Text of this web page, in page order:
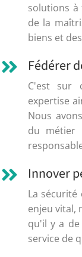
solutions à
de la
biens et
Fédérer
C'est sur
expertise
Nous
du métier
Innover
La
enjeu vital,
qu'il y a
service de